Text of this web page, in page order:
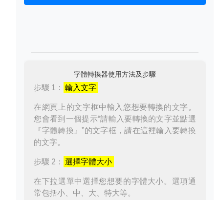
字體轉換器使用方法及步驟
步驟 1： 輸入文字
在網頁上的文字框中輸入您想要轉換的文字。
您會看到一個提示“請輸入要轉換的文字並點選
『字體轉換』”的文字框，請在這裡輸入要轉換
的文字。
步驟 2： 選擇字體大小
在下拉選單中選擇您想要的字體大小。選項通
常包括小、中、大、特大等。